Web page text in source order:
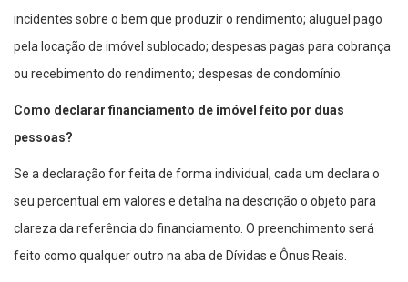
incidentes sobre o bem que produzir o rendimento; aluguel pago
pela locação de imóvel sublocado; despesas pagas para cobrança
ou recebimento do rendimento; despesas de condomínio.
Como declarar financiamento de imóvel feito por duas
pessoas?
Se a declaração for feita de forma individual, cada um declara o
seu percentual em valores e detalha na descrição o objeto para
clareza da referência do financiamento. O preenchimento será
feito como qualquer outro na aba de Dívidas e Ônus Reais.